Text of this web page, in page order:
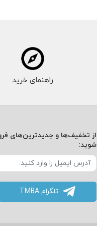
راهنمای خرید
از تخفیف‌ها و جدیدترین‌های
شوید:
تلگرام TMBA